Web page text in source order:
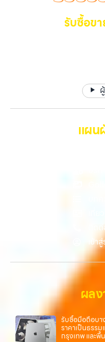
พร้อมทีมงานที่พร้อมอำนวยควา
อุปกรณ์ที่ไม่ใช้แล้วให้กลายเป็นเ
ซื้อไอแพด, รับซื้อมือถือ, รับซื้อโท
เปลี่ยนรุ่น หรือต้องการเงินด่วน เ
ปราบปรามความยุ่งยากทั้งหลาย โ
ใช้งานแล้ว ตกแต่งแล้ว หรือมีรอย
ยี่ห้อ แต่ขึ้นอยู่กับสภาพจริง ความ
บางแค, วัชรพล, รามอินทรา, บา
วังหิน อย่างเต็มที่ ไม่ว่าคุณจะค้น
โทรศัพท์มือสองกรุงเทพ”, “ขาย
ถึงที่”, หรือ “รับซื้อ Samsung มื
บริการของเรามุ่งตรงให้คุณได้รับ
เลือกเราแล้วคุณจะได้บริการที่คุ
ความสะดวก นัดรับถึงที่ ตรวจสภ
ทั้งหมดนี้เพื่อให้การขายอุปกรณ์ข
และคุ้มค่ากว่า ทำไมต้องเลือกเร
iPhone, Samsung, ไอแพด แท็
ทันที โดยเน้นบริการในพื้นที่ ลาดพ
วัชรพล, รามอินทรา, รวมถึง บา
วังหินไม่ว่าคุณจะต้องการ รับซื้อ
ซื้อแท็บเล็ต, หรือบริการอื่นๆ เกี่ย
บริการครบวงจร บริการของเรา
ต้องการขายอุปกรณ์ไอที ไม่ว่าจะ
รับซื้อข
แผน
เกี่
ติด
เข้า
ผลง
รับซื้อมือถือบา
ราคาเป็นธรร
กรุงเทพ และพื้